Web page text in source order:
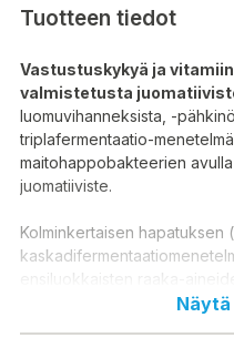
Tuotteen tiedot
Vastustuskykyä ja
valmistetusta
luomuvihanneksista, -
triplafermentaatio-
maitohappobakteerien
juomatiiviste.
Kolminkertaisen hapatuksen
ensiluokkaisten raaka-
pilkkoontuvat hyvin pieniksi
Näytä